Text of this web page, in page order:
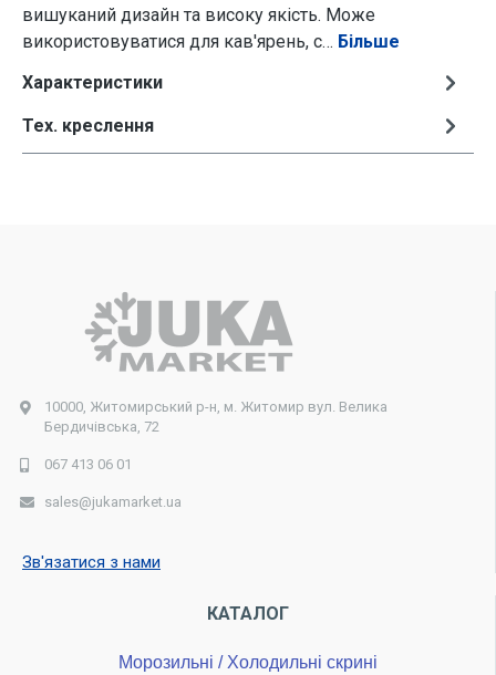
вишуканий дизайн та високу якість. Може
використовуватися для кав'ярень, с… Більше
Характеристики
Тех. креслення
10000, Житомирський р-н, м. Житомир вул. Велика
Бердичівська, 72
067 413 06 01
sales@jukamarket.ua
Зв'язатися з нами
КАТАЛОГ
Морозильні / Холодильні скрині